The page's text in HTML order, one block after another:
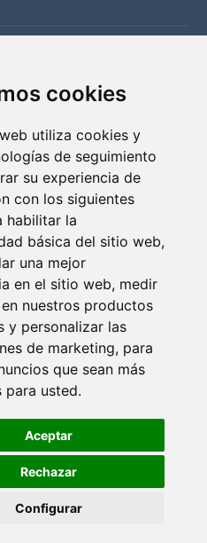
cookies
utiliza cookies y
de seguimiento
su experiencia de
con los siguientes
habilitar la
básica del sitio web,
una mejor
en el sitio web, medir
nuestros productos
y personalizar las
de marketing, para
que sean más
para usted.
Aceptar
Rechazar
Configurar
y cookies
Contacto